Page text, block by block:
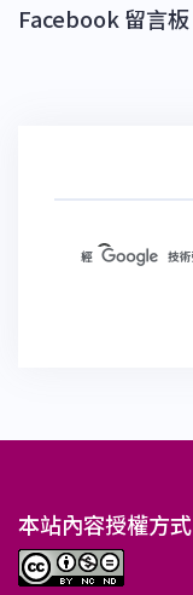
Facebook 留言板
本站內容授權方式